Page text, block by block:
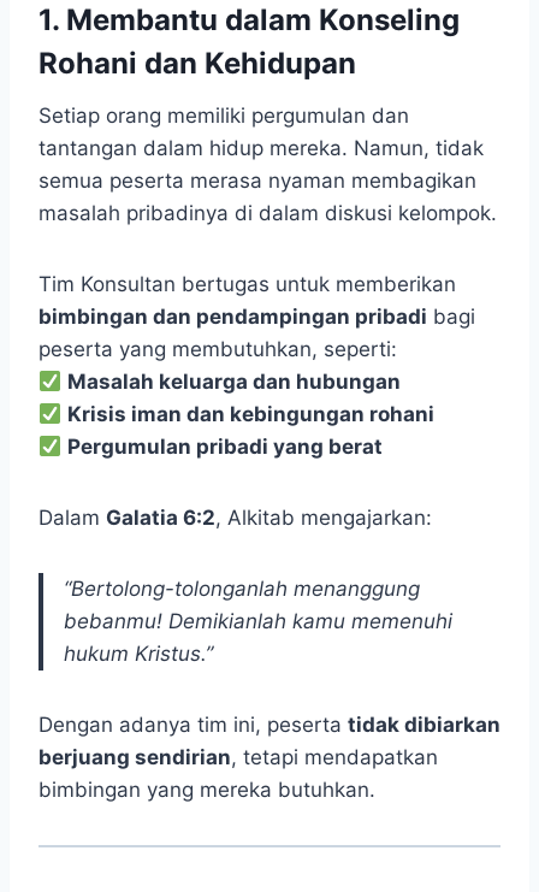
1. Membantu dalam Konseling
Rohani dan Kehidupan
Setiap orang memiliki pergumulan dan
tantangan dalam hidup mereka. Namun, tidak
semua peserta merasa nyaman membagikan
masalah pribadinya di dalam diskusi kelompok.
Tim Konsultan bertugas untuk memberikan
bimbingan dan pendampingan pribadi bagi
peserta yang membutuhkan, seperti:
Masalah keluarga dan hubungan
Krisis iman dan kebingungan rohani
Pergumulan pribadi yang berat
Dalam Galatia 6:2, Alkitab mengajarkan:
“Bertolong-tolonganlah menanggung
bebanmu! Demikianlah kamu memenuhi
hukum Kristus.”
Dengan adanya tim ini, peserta tidak dibiarkan
berjuang sendirian, tetapi mendapatkan
bimbingan yang mereka butuhkan.